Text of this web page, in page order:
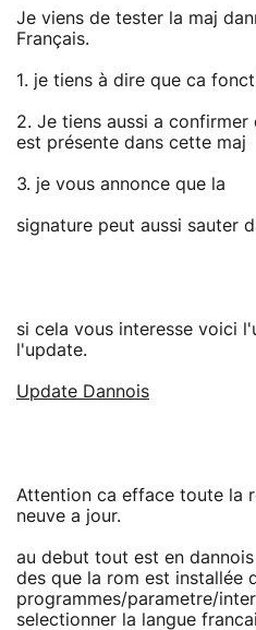
Je viens de tester la maj
Français.
1. je tiens à dire que ca
2. Je tiens aussi a confirmer
est présente dans cette maj
3. je vous annonce que la
signature peut aussi sauter
si cela vous interesse voici
l'update.
Update Dannois
Attention ca efface toute la
neuve a jour.
au debut tout est en
des que la rom est installée
programmes/parametre/
selectionner la langue